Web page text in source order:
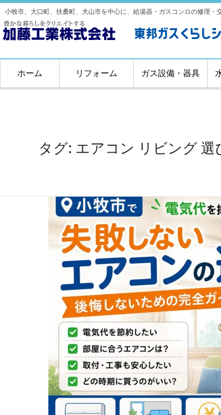
小牧市、大口町、扶桑町、犬山市を中心に、給湯器・ガスコンロの修理
ホーム リフォーム ガス設備・器具
タグ: エアコン リビング 選